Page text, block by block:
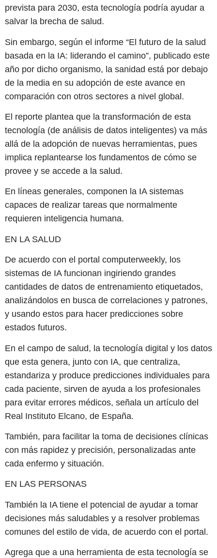
prevista para 2030, esta tecnología podría ayudar a
salvar la brecha de salud.
Sin embargo, según el informe “El futuro de la salud
basada en la IA: liderando el camino”, publicado este
año por dicho organismo, la sanidad está por debajo
de la media en su adopción de este avance en
comparación con otros sectores a nivel global.
El reporte plantea que la transformación de esta
tecnología (de análisis de datos inteligentes) va más
allá de la adopción de nuevas herramientas, pues
implica replantearse los fundamentos de cómo se
provee y se accede a la salud.
En líneas generales, componen la IA sistemas
capaces de realizar tareas que normalmente
requieren inteligencia humana.
EN LA SALUD
De acuerdo con el portal computerweekly, los
sistemas de IA funcionan ingiriendo grandes
cantidades de datos de entrenamiento etiquetados,
analizándolos en busca de correlaciones y patrones,
y usando estos para hacer predicciones sobre
estados futuros.
En el campo de salud, la tecnología digital y los datos
que esta genera, junto con IA, que centraliza,
estandariza y produce predicciones individuales para
cada paciente, sirven de ayuda a los profesionales
para evitar errores médicos, señala un artículo del
Real Instituto Elcano, de España.
También, para facilitar la toma de decisiones clínicas
con más rapidez y precisión, personalizadas ante
cada enfermo y situación.
EN LAS PERSONAS
También la IA tiene el potencial de ayudar a tomar
decisiones más saludables y a resolver problemas
comunes del estilo de vida, de acuerdo con el portal.
Agrega que a una herramienta de esta tecnología se